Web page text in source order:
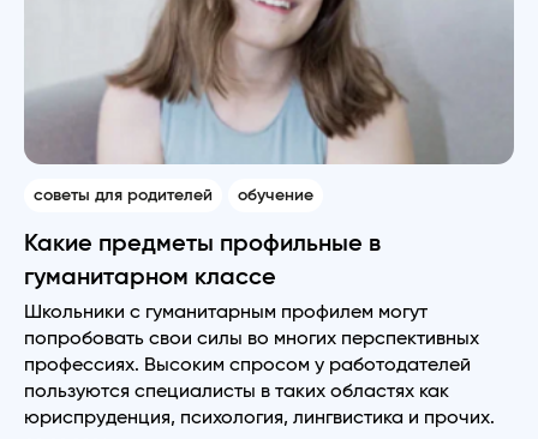
советы для родителей обучение
Какие предметы профильные в
гуманитарном классе
Школьники с гуманитарным профилем могут
попробовать свои силы во многих перспективных
профессиях. Высоким спросом у работодателей
пользуются специалисты в таких областях как
юриспруденция, психология, лингвистика и прочих.